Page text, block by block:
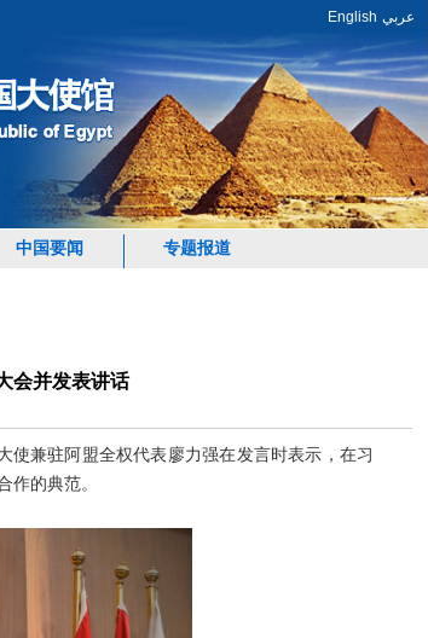
English عربي
中国要闻 专题报道
会并发表讲话
使兼驻阿盟全权代表廖力强在发言时表示，在习
作的典范。